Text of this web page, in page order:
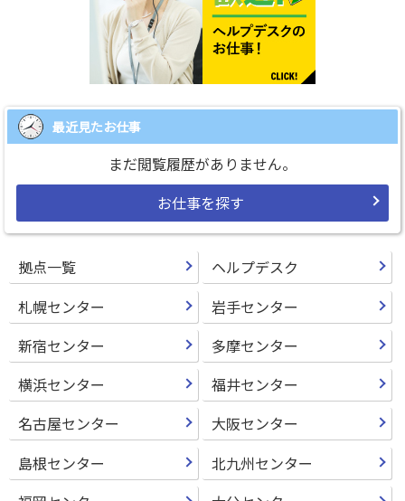
最近見たお仕事
まだ閲覧履歴がありません。
お仕事を探す
拠点一覧
ヘルプデスク
札幌センター
岩手センター
新宿センター
多摩センター
横浜センター
福井センター
名古屋センター
大阪センター
島根センター
北九州センター